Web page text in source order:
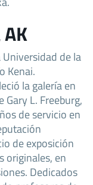
Universidad de la
Kenai.
la galería en
L. Freeburg,
de servicio en
de exposición
originales, en
Dedicados